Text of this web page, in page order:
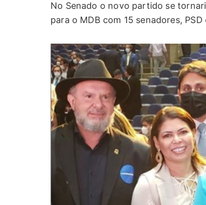
No Senado o novo partido se
para o MDB com 15 senadores, PSD